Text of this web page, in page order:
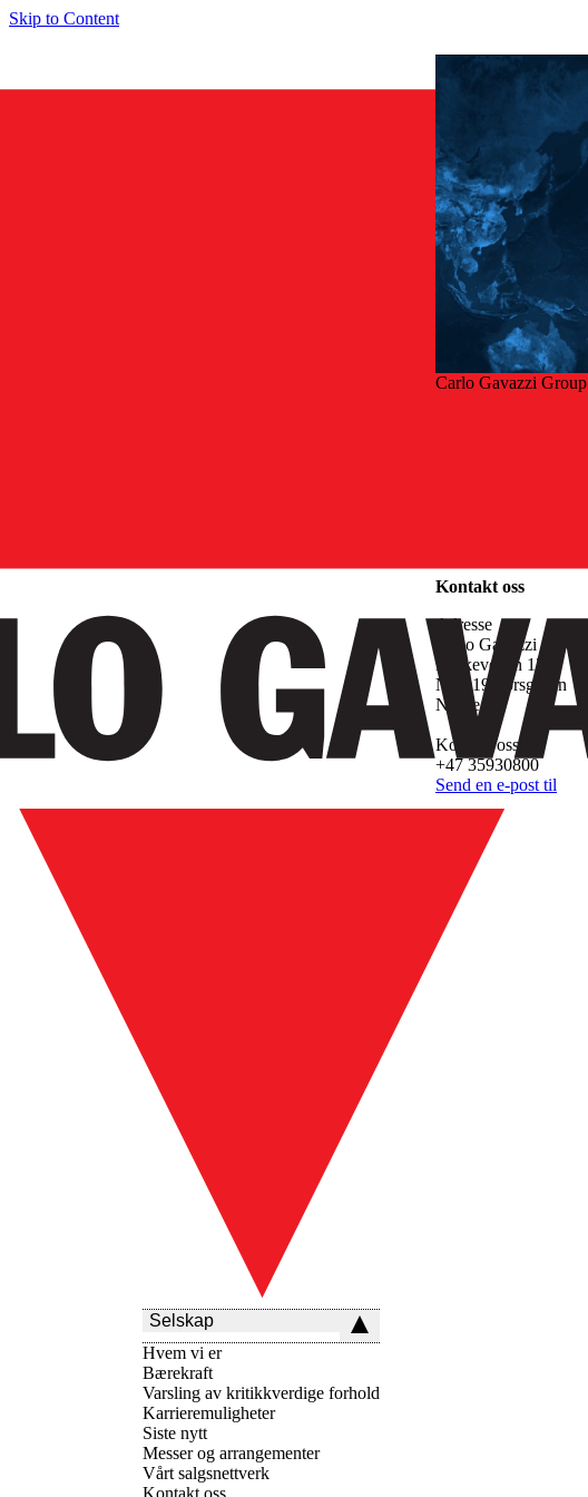
Skip to Content
Selskap
Hvem vi er
Bærekraft
Varsling av kritikkverdige forhold
Karrieremuligheter
Siste nytt
Messer og arrangementer
Vårt salgsnettverk
Kontakt oss
Carlo Gavazzi Group
Kontakt oss
Adresse
Carlo Gavazzi AS
Melkevegen 13
N-3919 Porsgrunn
Norge
Kontakt oss
+47 35930800
Send en e-post til